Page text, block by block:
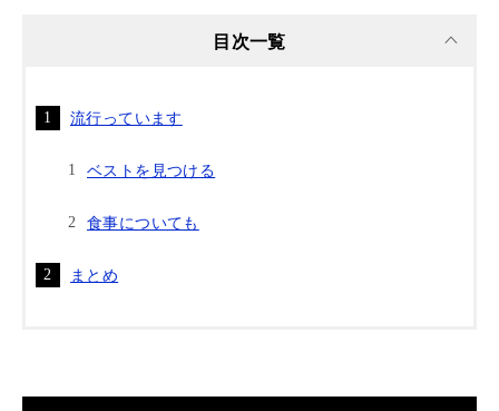
目次一覧
流行っています
ベストを見つける
食事についても
まとめ